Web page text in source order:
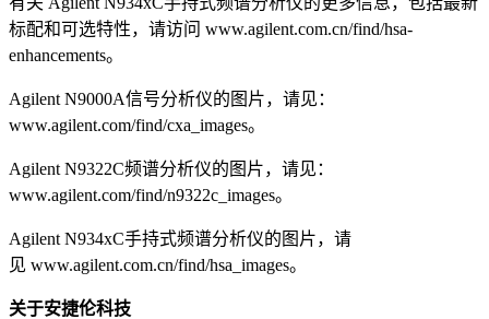
标配和可选特性，请访问 www.agilent.com.cn/find/hsa-
enhancements。
Agilent N9000A信号分析仪的图片，请见：
www.agilent.com/find/cxa_images。
Agilent N9322C频谱分析仪的图片，请见：
www.agilent.com/find/n9322c_images。
Agilent N934xC手持式频谱分析仪的图片，请
见 www.agilent.com.cn/find/hsa_images。
关于安捷伦科技